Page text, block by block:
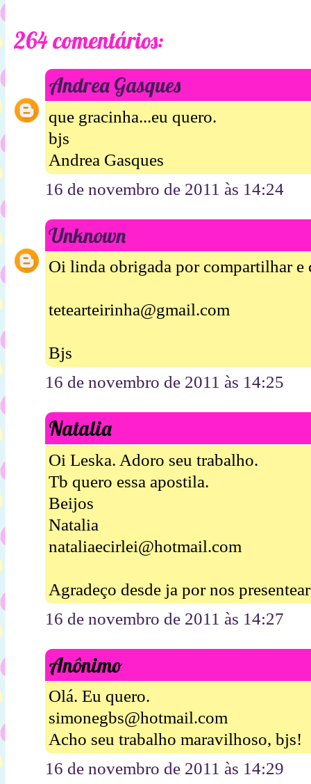
264 comentários:
Andrea Gasques
que gracinha...eu quero.
bjs
Andrea Gasques
16 de novembro de 2011 às 14:24
Unknown
Oi linda obrigada por compartilhar e
tetearteirinha@gmail.com
Bjs
16 de novembro de 2011 às 14:25
Natalia
Oi Leska. Adoro seu trabalho.
Tb quero essa apostila.
Beijos
Natalia
nataliaecirlei@hotmail.com
Agradeço desde ja por nos
16 de novembro de 2011 às 14:27
Anônimo
Olá. Eu quero.
simonegbs@hotmail.com
Acho seu trabalho maravilhoso, bjs!
16 de novembro de 2011 às 14:29